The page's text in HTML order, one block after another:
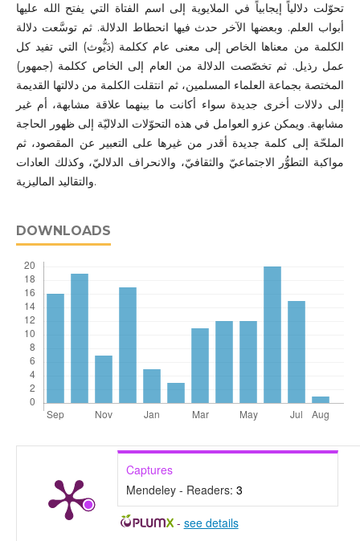
تحوّلت دلالياً إيجابياً في الملايوية إلى اسم الفتاة التي يفتح الله عليها
أبواب العلم. وبعضها الآخر حدث فيها انحطاط الدلالة. ثم توسَّعت دلالة
الكلمة من معناها الخاص إلى معنى عام ككلمة (دَيُّوث) التي تفيد كل
عمل رذيل. ثم تخصّصت الدلالة من العام إلى الخاص ككلمة (جمهور)
المختصة بجماعة العلماء المسلمين، ثم انتقلت الكلمة من دلالتها القديمة
إلى دلالات أخرى جديدة سواء أكانت ما بينهما علاقة مشابهة، أم غير
مشابهة. ويمكن عزو العوامل في هذه التحوّلات الدلاليّة إلى ظهور الحاجة
الملحّة إلى كلمة جديدة أقدر من غيرها على التعبير عن المقصود، ثم
مواكبة التطوُّر الاجتماعيّ والثقافيّ، والانحراف الدلاليّ، وكذلك العادات
والتقاليد الماليزية.
DOWNLOADS
Captures
Mendeley - Readers: 3
- see details